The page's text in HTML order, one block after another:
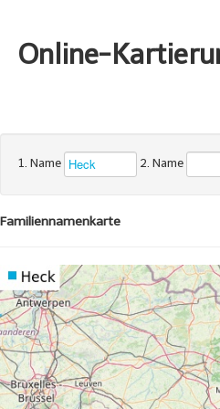
Online-
1. Name 2. Name
Familiennamenkarte